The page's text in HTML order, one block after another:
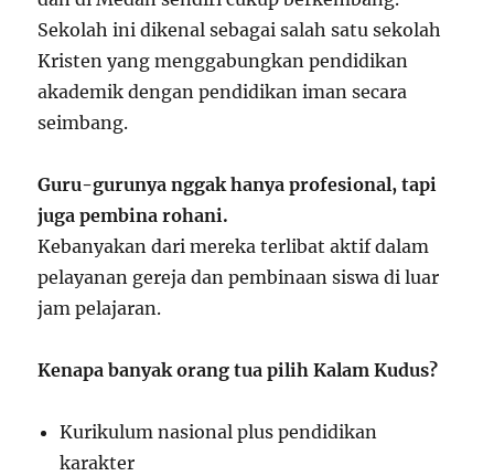
Sekolah ini dikenal sebagai salah satu sekolah
Kristen yang menggabungkan pendidikan
akademik dengan pendidikan iman secara
seimbang.
Guru-gurunya nggak hanya profesional, tapi
juga pembina rohani.
Kebanyakan dari mereka terlibat aktif dalam
pelayanan gereja dan pembinaan siswa di luar
jam pelajaran.
Kenapa banyak orang tua pilih Kalam Kudus?
Kurikulum nasional plus pendidikan
karakter